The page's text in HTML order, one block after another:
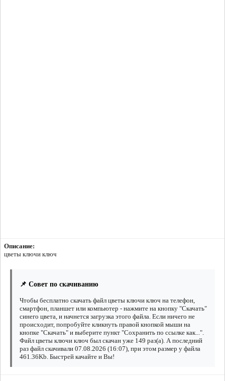
Описание:
цветы ключи ключ
📌 Совет по скачиванию
Чтобы бесплатно скачать файл цветы ключи ключ на телефон,
смартфон, планшет или компьютер - нажмите на кнопку "Скачать"
синего цвета, и начнется загрузка этого файла. Если ничего не
происходит, попробуйте кликнуть правой кнопкой мыши на
кнопке "Скачать" и выберите пункт "Сохранить по ссылке как...".
Файл цветы ключи ключ был скачан уже 149 раз(а). А последний
раз файл скачивали 07.08.2026 (16:07), при этом размер у файла
461.36Kb. Быстрей качайте и Вы!